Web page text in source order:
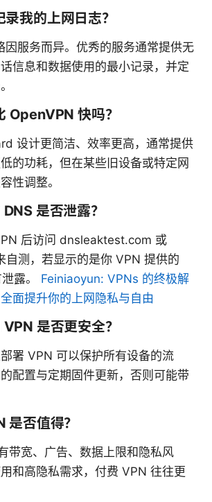
我的上网日志？
因服务而异。优秀的服务通常提供无
信息和数据使用的最小记录，并定
OpenVPN 快吗？
设计更简洁、效率更高，通常提供
的功耗，但在某些旧设备或特定网
性调整。
是否泄露？
后访问 dnsleaktest.com 或
测，若显示的是你 VPN 提供的
露。 Feiniaoyun: VPNs 的终极解
面提升你的上网隐私与自由
是否更安全？
署 VPN 可以保护所有设备的流
配置与定期固件更新，否则可能带
是否值得？
带宽、广告、数据上限和隐私风
和高隐私需求，付费 VPN 往往更